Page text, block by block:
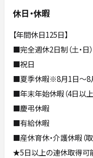
休日・休暇
【年間休⽇125⽇】
■完全週休2⽇制（⼟‧⽇）
■祝⽇
■夏季休暇※8⽉1⽇〜8
■年末年始休暇（4⽇以
■慶弔休暇
■有給休暇
■産休育休‧介護休暇（取
★5⽇以上の連休取得可